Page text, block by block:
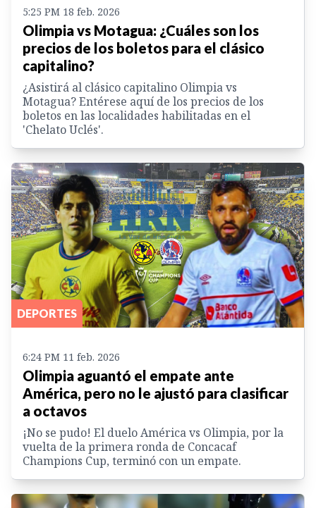
5:25 PM 18 feb. 2026
Olimpia vs Motagua: ¿Cuáles son los
precios de los boletos para el clásico
capitalino?
¿Asistirá al clásico capitalino Olimpia vs
Motagua? Entérese aquí de los precios de los
boletos en las localidades habilitadas en el
'Chelato Uclés'.
DEPORTES
6:24 PM 11 feb. 2026
Olimpia aguantó el empate ante
América, pero no le ajustó para clasificar
a octavos
¡No se pudo! El duelo América vs Olimpia, por la
vuelta de la primera ronda de Concacaf
Champions Cup, terminó con un empate.